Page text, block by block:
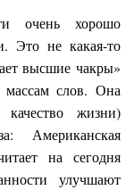
очень хорошо
Это не какая-то
высшие чакры»
слов. Она
жизни)
Американская
на сегодня
улучшают